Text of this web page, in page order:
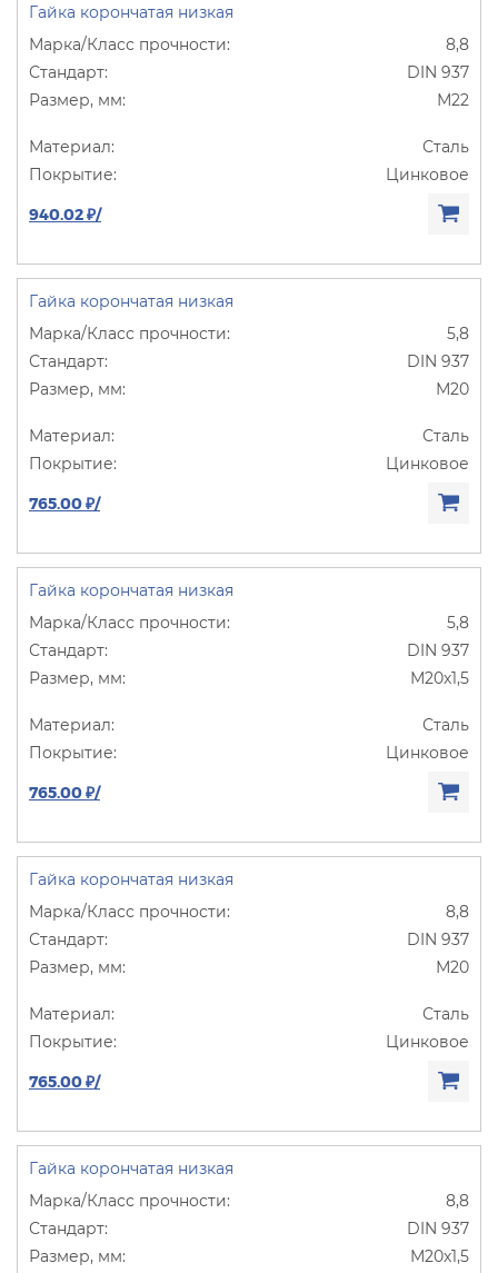
Гайка корончатая низкая
8,8
DIN 937
М22
Сталь
Цинковое
940.02 ₽/
Гайка корончатая низкая
5,8
DIN 937
М20
Сталь
Цинковое
765.00 ₽/
Гайка корончатая низкая
5,8
DIN 937
М20х1,5
Сталь
Цинковое
765.00 ₽/
Гайка корончатая низкая
8,8
DIN 937
М20
Сталь
Цинковое
765.00 ₽/
Гайка корончатая низкая
8,8
DIN 937
М20х1,5